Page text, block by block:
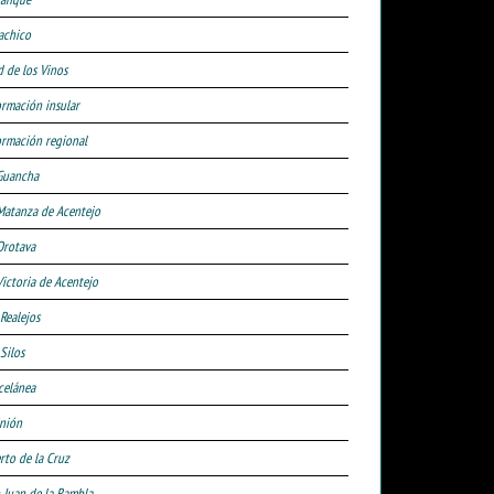
de los Vinos
insular
regional
de Acentejo
de Acentejo
de la Cruz